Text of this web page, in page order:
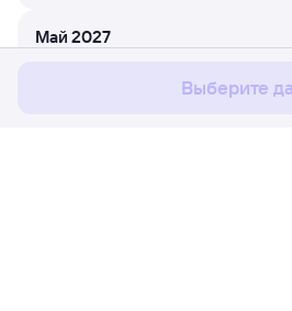
Май 2027
Выберите